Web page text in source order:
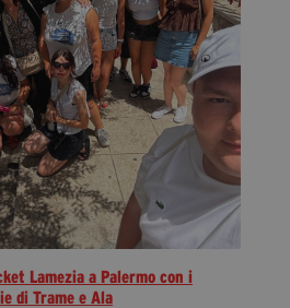
Lamezia a Palermo con i
di Trame e Ala